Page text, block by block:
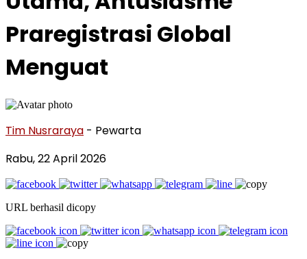
Praregistrasi Global
Menguat
Tim Nusraraya - Pewarta
Rabu, 22 April 2026
URL berhasil dicopy